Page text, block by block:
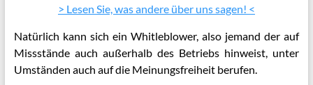
> Lesen Sie, was andere über uns sagen! <
Natürlich kann sich ein Whitleblower, also jemand der auf
Missstände auch außerhalb des Betriebs hinweist, unter
Umständen auch auf die Meinungsfreiheit berufen.